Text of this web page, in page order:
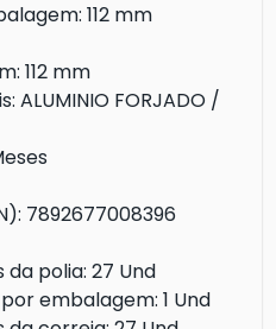
112 mm
112 mm
ALUMINIO FORJADO /
7892677008396
polia: 27 Und
embalagem: 1 Und